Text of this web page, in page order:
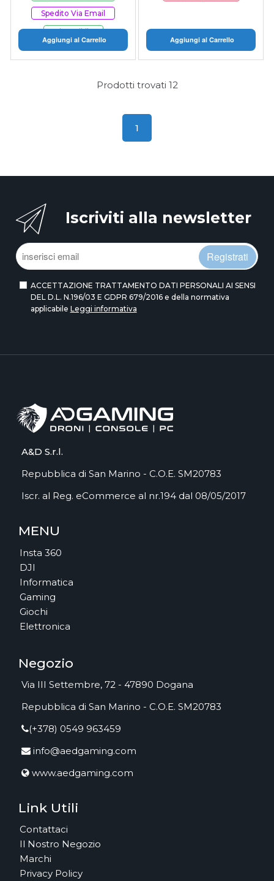
Spedito Via Email
Disponibile
Aggiungi al Carrello
Aggiungi al Carrello
Prodotti trovati 12
1
Iscriviti alla newsletter
Registrati
ACCETTAZIONE TRATTAMENTO DATI PERSONALI AI SENSI
DEL D.L. N.196/03 E GDPR 679/2016 e della normativa
applicabile Leggi informativa
A&D S.r.l.
Repubblica di San Marino - C.O.E. SM20783
Iscr. al Reg. eCommerce al nr.194 dal 08/05/2017
MENU
Insta 360
DJI
Informatica
Gaming
Giochi
Elettronica
Negozio
Via III Settembre, 72 - 47890 Dogana
Repubblica di San Marino - C.O.E. SM20783
(+378) 0549 963459
info@aedgaming.com
www.aedgaming.com
Link Utili
Contattaci
Il Nostro Negozio
Marchi
Privacy Policy